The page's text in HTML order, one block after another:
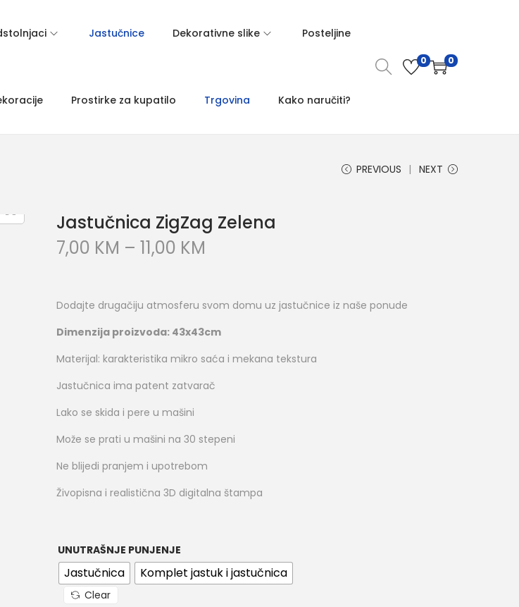
Jastučnice Dekorativne slike Posteljine
Prostirke za kupatilo Trgovina Kako naručiti?
0 0
PREVIOUS NEXT
Jastučnica ZigZag Zelena
7,00 KM – 11,00 KM
Dodajte drugačiju atmosferu svom domu uz jastučnice iz naše ponude
Dimenzija proizvoda: 43x43cm
Materijal: karakteristika mikro saća i mekana tekstura
Jastučnica ima patent zatvarač
Lako se skida i pere u mašini
Može se prati u mašini na 30 stepeni
Ne blijedi pranjem i upotrebom
Živopisna i realistična 3D digitalna štampa
UNUTRAŠNJE PUNJENJE
Jastučnica Komplet jastuk i jastučnica
Clear